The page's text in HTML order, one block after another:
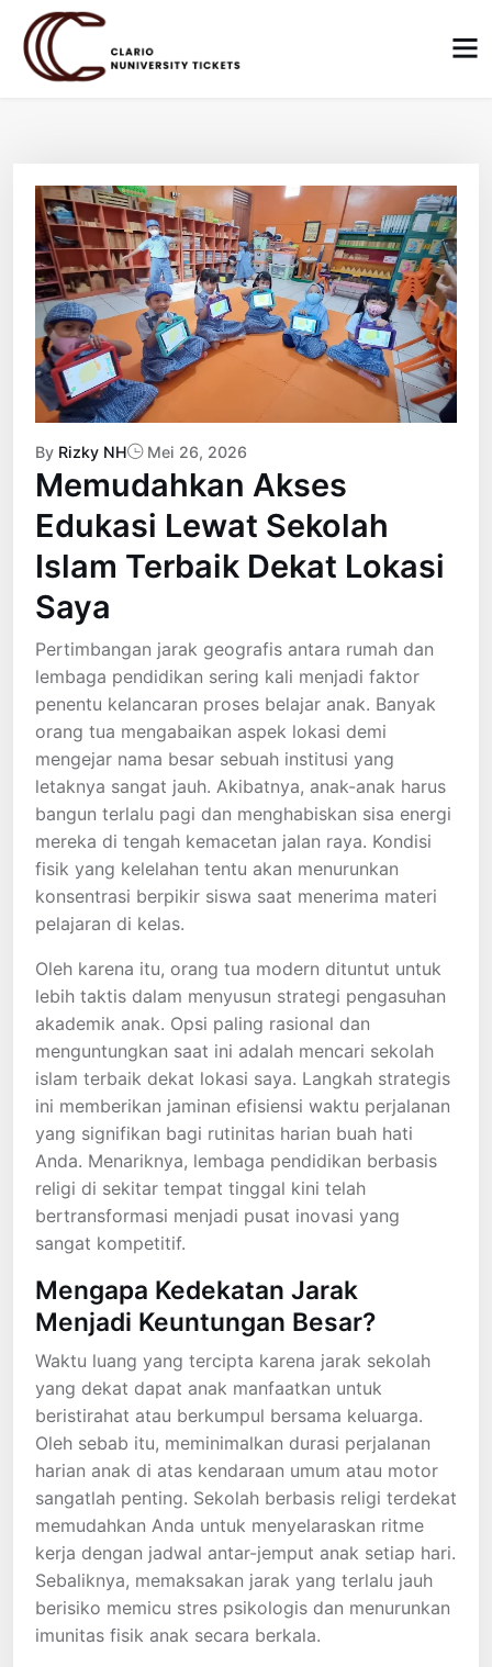
content
By Rizky NH Mei 26, 2026
Memudahkan Akses
Edukasi Lewat Sekolah
Islam Terbaik Dekat Lokasi
Saya
Pertimbangan jarak geografis antara rumah dan
lembaga pendidikan sering kali menjadi faktor
penentu kelancaran proses belajar anak. Banyak
orang tua mengabaikan aspek lokasi demi
mengejar nama besar sebuah institusi yang
letaknya sangat jauh. Akibatnya, anak-anak harus
bangun terlalu pagi dan menghabiskan sisa energi
mereka di tengah kemacetan jalan raya. Kondisi
fisik yang kelelahan tentu akan menurunkan
konsentrasi berpikir siswa saat menerima materi
pelajaran di kelas.
Oleh karena itu, orang tua modern dituntut untuk
lebih taktis dalam menyusun strategi pengasuhan
akademik anak. Opsi paling rasional dan
menguntungkan saat ini adalah mencari sekolah
islam terbaik dekat lokasi saya. Langkah strategis
ini memberikan jaminan efisiensi waktu perjalanan
yang signifikan bagi rutinitas harian buah hati
Anda. Menariknya, lembaga pendidikan berbasis
religi di sekitar tempat tinggal kini telah
bertransformasi menjadi pusat inovasi yang
sangat kompetitif.
Mengapa Kedekatan Jarak
Menjadi Keuntungan Besar?
Waktu luang yang tercipta karena jarak sekolah
yang dekat dapat anak manfaatkan untuk
beristirahat atau berkumpul bersama keluarga.
Oleh sebab itu, meminimalkan durasi perjalanan
harian anak di atas kendaraan umum atau motor
sangatlah penting. Sekolah berbasis religi terdekat
memudahkan Anda untuk menyelaraskan ritme
kerja dengan jadwal antar-jemput anak setiap hari.
Sebaliknya, memaksakan jarak yang terlalu jauh
berisiko memicu stres psikologis dan menurunkan
imunitas fisik anak secara berkala.